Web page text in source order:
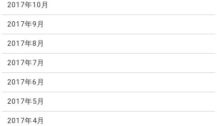
2017年10月
2017年9月
2017年8月
2017年7月
2017年6月
2017年5月
2017年4月